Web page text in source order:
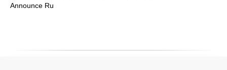
Announce Ru